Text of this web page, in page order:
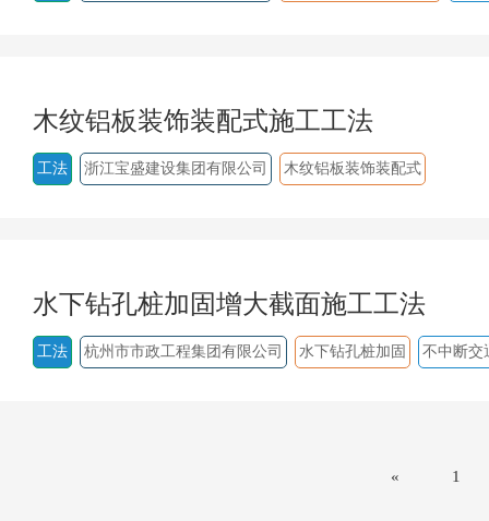
木纹铝板装饰装配式施工工法
工法 浙江宝盛建设集团有限公司 木纹铝板装饰装配式
水下钻孔桩加固增大截面施工工法
工法 杭州市市政工程集团有限公司 水下钻孔桩加固 不中断交
« 1